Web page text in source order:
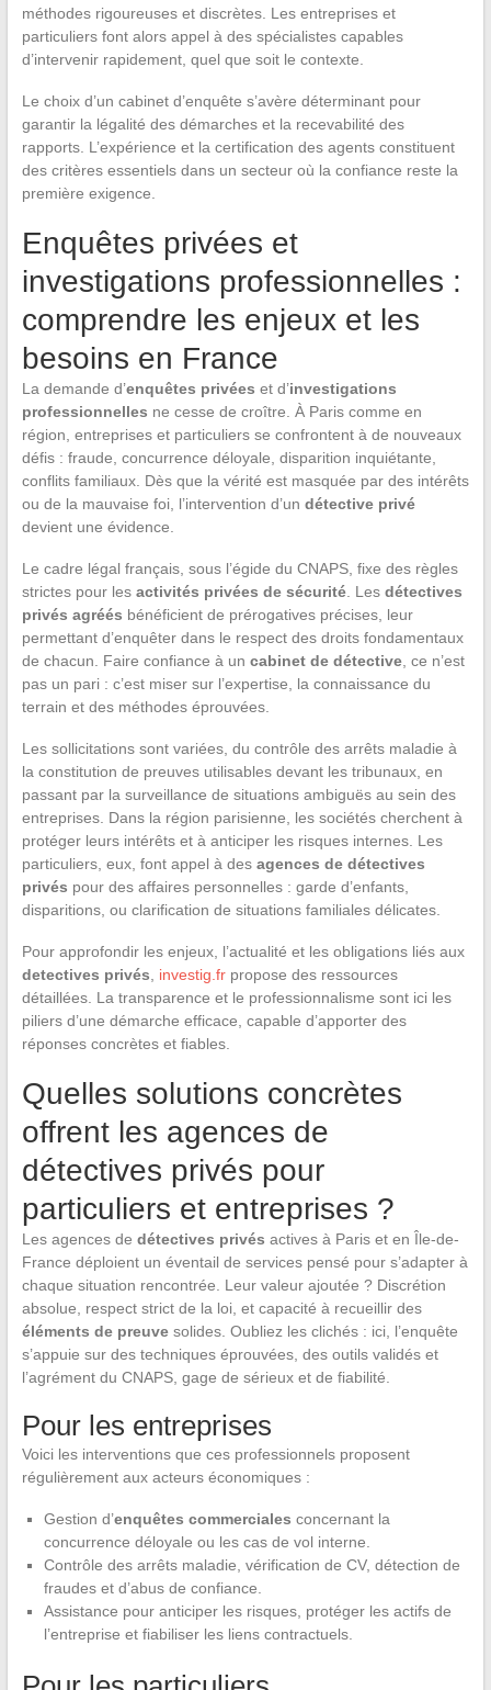
méthodes rigoureuses et discrètes. Les entreprises et
particuliers font alors appel à des spécialistes capables
d’intervenir rapidement, quel que soit le contexte.
Le choix d’un cabinet d’enquête s’avère déterminant pour
garantir la légalité des démarches et la recevabilité des
rapports. L’expérience et la certification des agents constituent
des critères essentiels dans un secteur où la confiance reste la
première exigence.
Enquêtes privées et
investigations professionnelles :
comprendre les enjeux et les
besoins en France
La demande d’enquêtes privées et d’investigations
professionnelles ne cesse de croître. À Paris comme en
région, entreprises et particuliers se confrontent à de nouveaux
défis : fraude, concurrence déloyale, disparition inquiétante,
conflits familiaux. Dès que la vérité est masquée par des intérêts
ou de la mauvaise foi, l’intervention d’un détective privé
devient une évidence.
Le cadre légal français, sous l’égide du CNAPS, fixe des règles
strictes pour les activités privées de sécurité. Les détectives
privés agréés bénéficient de prérogatives précises, leur
permettant d’enquêter dans le respect des droits fondamentaux
de chacun. Faire confiance à un cabinet de détective, ce n’est
pas un pari : c’est miser sur l’expertise, la connaissance du
terrain et des méthodes éprouvées.
Les sollicitations sont variées, du contrôle des arrêts maladie à
la constitution de preuves utilisables devant les tribunaux, en
passant par la surveillance de situations ambiguës au sein des
entreprises. Dans la région parisienne, les sociétés cherchent à
protéger leurs intérêts et à anticiper les risques internes. Les
particuliers, eux, font appel à des agences de détectives
privés pour des affaires personnelles : garde d’enfants,
disparitions, ou clarification de situations familiales délicates.
Pour approfondir les enjeux, l’actualité et les obligations liés aux
detectives privés
investig.frpropose des ressources
détaillées. La transparence et le professionnalisme sont ici les
piliers d’une démarche efficace, capable d’apporter des
réponses concrètes et fiables.
Quelles solutions concrètes
offrent les agences de
détectives privés pour
particuliers et entreprises ?
Les agences de détectives privés actives à Paris et en Île-de-
France déploient un éventail de services pensé pour s’adapter à
chaque situation rencontrée. Leur valeur ajoutée ? Discrétion
absolue, respect strict de la loi, et capacité à recueillir des
éléments de preuvesolides. Oubliez les clichés : ici, l’enquête
s’appuie sur des techniques éprouvées, des outils validés et
l’agrément du CNAPS, gage de sérieux et de fiabilité.
Pour les entreprises
Voici les interventions que ces professionnels proposent
régulièrement aux acteurs économiques :
Gestion d’enquêtes commerciales concernant la
concurrence déloyale ou les cas de vol interne.
Contrôle des arrêts maladie, vérification de CV, détection de
fraudes et d’abus de confiance.
Assistance pour anticiper les risques, protéger les actifs de
l’entreprise et fiabiliser les liens contractuels.